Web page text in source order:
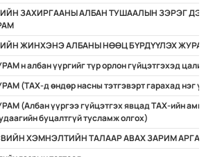
ЗАХИРГААНЫ АЛБАН ТУШААЛЫН ЗЭРЭГ
ЖИНХЭНЭ АЛБАНЫ НӨӨЦ БҮРДҮҮЛЭХ ЖУРАМ
н албан үүргийг түр орлон гүйцэтгэхэд
(ТАХ-д өндөр насны тэтгэвэрт гарахад нэг
(Албан үүргээ гүйцэтгэх явцад TAХ-ийн амь
буцалтгүй тусламж олгох)
ХЭМНЭЛТИЙН ТАЛААР АВАХ ЗАРИМ АРГА